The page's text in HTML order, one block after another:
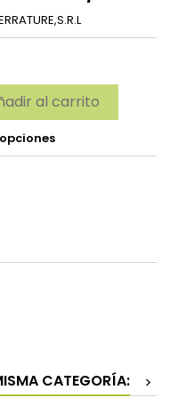
al carrito
CATEGORÍA:
>